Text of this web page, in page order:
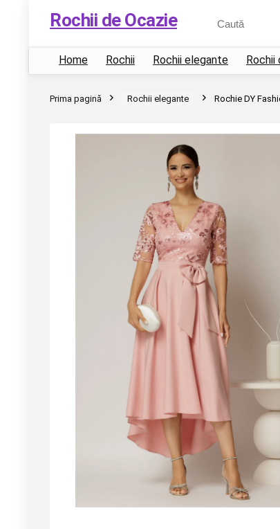
Rochii de Ocazie
Home Rochii Rochii elegante Rochii
Prima pagină Rochii elegante Rochie DY